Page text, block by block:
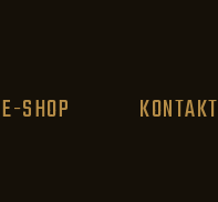
E-SHOP KONTAKT